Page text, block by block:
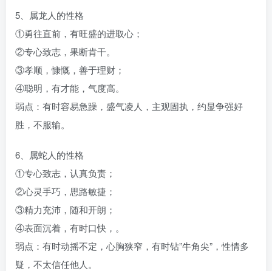
5、属龙人的性格
①勇往直前，有旺盛的进取心；
②专心致志，果断肯干。
③孝顺，慷慨，善于理财；
④聪明，有才能，气度高。
弱点：有时容易急躁，盛气凌人，主观固执，约显争强好
胜，不服输。
6、属蛇人的性格
①专心致志，认真负责；
②心灵手巧，思路敏捷；
③精力充沛，随和开朗；
④表面沉着，有时口快，。
弱点：有时动摇不定，心胸狭窄，有时钻”牛角尖”，性情多
疑，不太信任他人。